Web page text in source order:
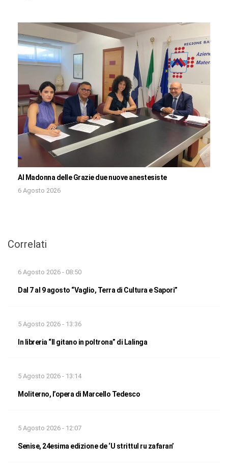
Al Madonna delle Grazie due nuove anestesiste
6 Agosto 2026
Correlati
6 Agosto 2026 - 08:50
Dal 7 al 9 agosto “Vaglio, Terra di Cultura e Sapori”
5 Agosto 2026 - 13:36
In libreria “Il gitano in poltrona” di Lalinga
5 Agosto 2026 - 13:14
Moliterno, l’opera di Marcello Tedesco
5 Agosto 2026 - 12:07
Senise, 24esima edizione de ‘U strittul ru zafaran’